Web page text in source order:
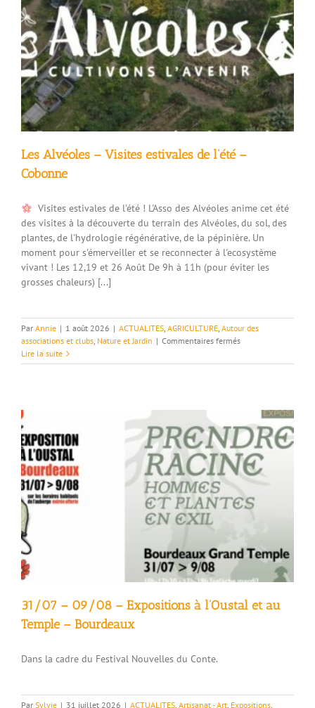
Les Alvéoles – Visites estivales de l’été –
Cobonne
Visites estivales de l'été ! L'Asso des Alvéoles anime cet été
des visites à la découverte du terrain des Alvéoles, du sol, des
plantes, de l'hydrologie régénérative, de la pépinière. Un
moment pour s'émerveiller et se reconnecter à l'ecosystème
vivant ! Les 12,19 et 26 Août De 9h à 11h (pour éviter les
grosses chaleurs) [...]
Par Annie | 1 août 2026 | ACTUALITES, AGRICULTURE, Autour des
associations et clubs, Nature et Jardin | Commentaires ferméssur
Alvéoles
l’été
–
Cobonne
Lire la suite
31/07 – 09/08 – Expositions à l’Oustal et au
Temple – Bourdeaux
Dans la cadre du Festival Nouvelles du Conte.
Par Sylvie | 31 juillet 2026 | ACTUALITES, Artisanat - Art, Expositions,